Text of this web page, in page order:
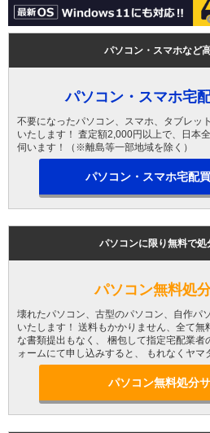
パソコン・スマホなど
パソコン・スマホ宅
不要になったパソコン、スマホ、タブレッ
いたします！ 査定額2,000円以上で、日本
伺います！（※離島等一部地域を除く）
パソコン・スマホ宅配
パソコンに限り無料で処
パソコン無料処
壊れたパソコン、古型のパソコン、自作パ
いたします！ 送料もかかりません、全て無
な書類提出もなく、 梱包して指定宅配業者
ォームにて申し込みすると、 もれなくヤマ
パソコン無料処分